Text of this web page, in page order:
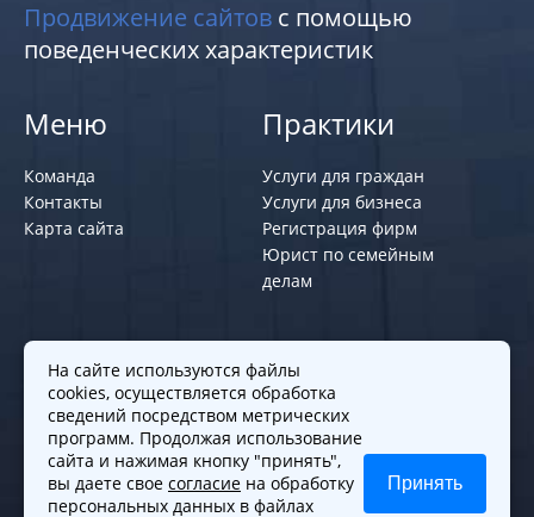
Продвижение сайтов с помощью
поведенческих характеристик
Меню
Команда
Контакты
Карта сайта
Практики
Услуги для граждан
Услуги для бизнеса
Регистрация фирм
Юрист по семейным
делам
Политики и правила
Политика обработки персональных
данных
Согласие на обработку cookies
Согласие на обработку персональных
На сайте используются файлы
cookies, осуществляется обработка
сведений посредством метрических
программ. Продолжая использование
сайта и нажимая кнопку "принять",
вы даете свое согласие на обработку
персональных данных в файлах
Принять